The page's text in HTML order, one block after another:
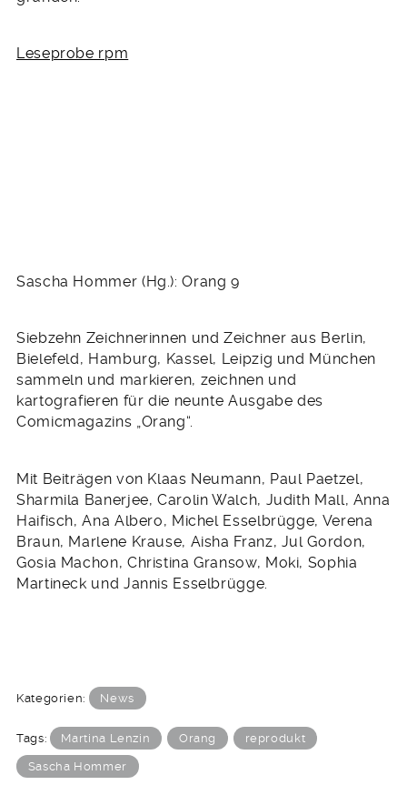
Leseprobe rpm
Sascha Hommer (Hg.): Orang 9
Siebzehn Zeichnerinnen und Zeichner aus Berlin,
Bielefeld, Hamburg, Kassel, Leipzig und München
sammeln und markieren, zeichnen und
kartografieren für die neunte Ausgabe des
Comicmagazins „Orang“.
Mit Beiträgen von Klaas Neumann, Paul Paetzel,
Sharmila Banerjee, Carolin Walch, Judith Mall, Anna
Haifisch, Ana Albero, Michel Esselbrügge, Verena
Braun, Marlene Krause, Aisha Franz, Jul Gordon,
Gosia Machon, Christina Gransow, Moki, Sophia
Martineck und Jannis Esselbrügge.
Kategorien: News
Tags: Martina Lenzin Orang reprodukt
Sascha Hommer